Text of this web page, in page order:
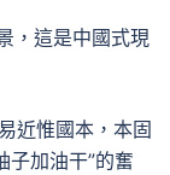
，這是中國式現
近惟國本，本固
子加油干”的奮